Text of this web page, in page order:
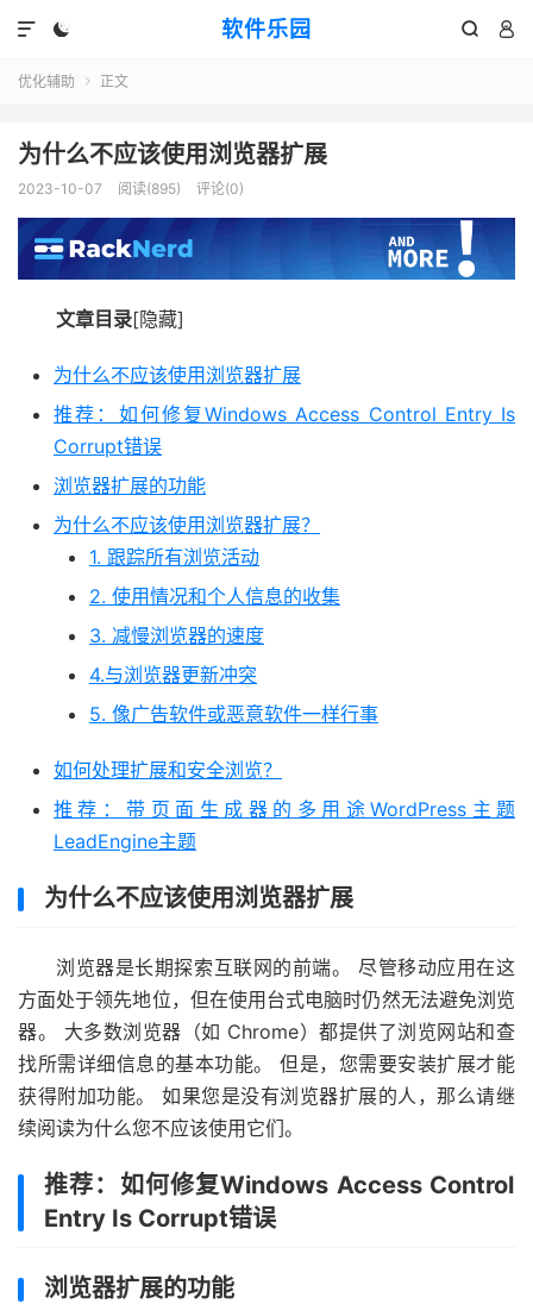
软件乐园 
 

优化辅助  正文
为什么不应该使用浏览器扩展
2023-10-07 阅读(895) 评论(0)
文章目录[隐藏]
为什么不应该使用浏览器扩展
推荐：如何修复Windows Access Control Entry Is
Corrupt错误
浏览器扩展的功能
为什么不应该使用浏览器扩展？
1. 跟踪所有浏览活动
2. 使用情况和个人信息的收集
3. 减慢浏览器的速度
4.与浏览器更新冲突
5. 像广告软件或恶意软件一样行事
如何处理扩展和安全浏览？
推荐：带页面生成器的多用途WordPress主题
LeadEngine主题
为什么不应该使用浏览器扩展
浏览器是长期探索互联网的前端。 尽管移动应用在这
方面处于领先地位，但在使用台式电脑时仍然无法避免浏览
器。 大多数浏览器（如 Chrome）都提供了浏览网站和查
找所需详细信息的基本功能。 但是，您需要安装扩展才能
获得附加功能。 如果您是没有浏览器扩展的人，那么请继
续阅读为什么您不应该使用它们。
推荐：如何修复Windows Access Control
Entry Is Corrupt错误
浏览器扩展的功能